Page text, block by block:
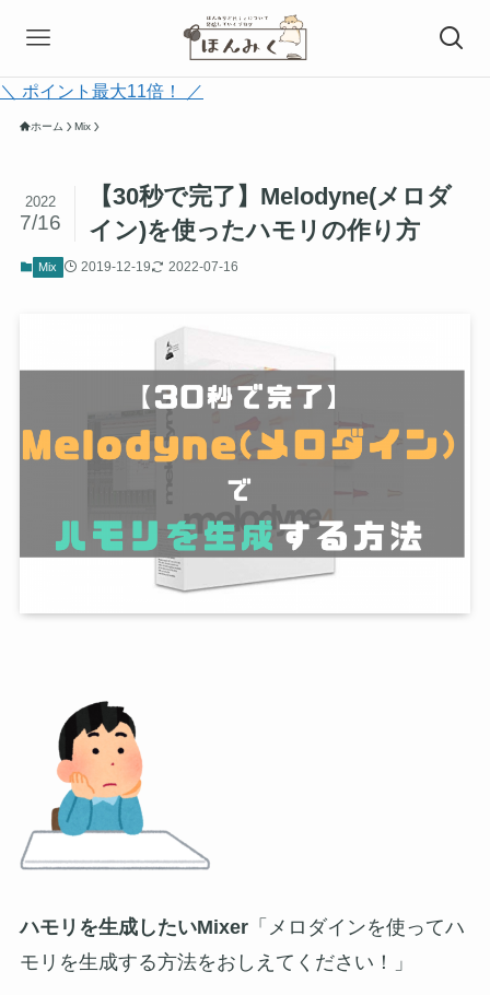
＼ ポイント最大11倍！ ／
ホーム Mix
【30秒で完了】Melodyne(メロダ
イン)を使ったハモリの作り方
2022
7/16
Mix 2019-12-19 2022-07-16
ハモリを生成したいMixer「メロダインを使ってハ
モリを生成する方法をおしえてください！」